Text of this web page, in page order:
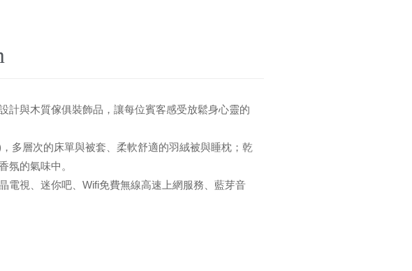
計與木質傢俱裝飾品，讓每位賓客感受放鬆身心靈的
多層次的床單與被套、柔軟舒適的羽絨被與睡枕；乾
氛的氣味中。
電視、迷你吧、Wifi免費無線高速上網服務、藍芽音